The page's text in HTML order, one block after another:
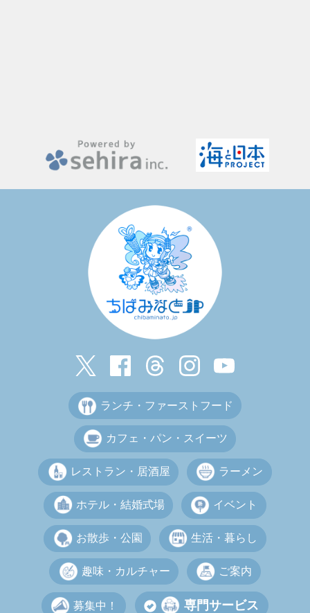
ランチ・ファーストフード
カフェ・パン・スイーツ
レストラン・居酒屋 ラーメン
ホテル・結婚式場 イベント
お散歩・公園 生活・暮らし
趣味・カルチャー ご案内
募集中！ 専門サービス